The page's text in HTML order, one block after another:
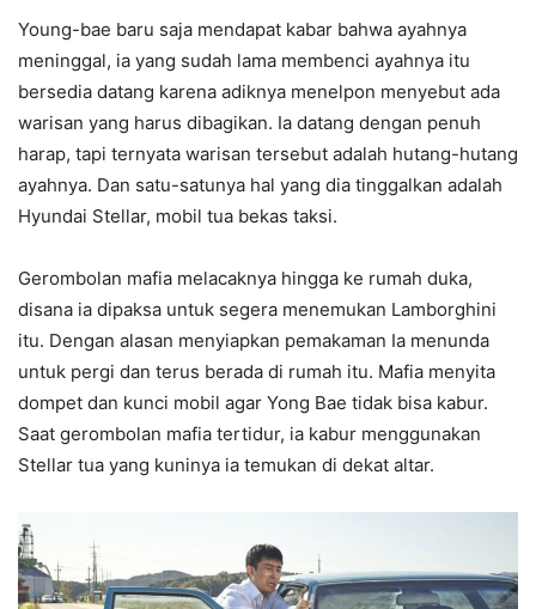
Young-bae baru saja mendapat kabar bahwa ayahnya
meninggal, ia yang sudah lama membenci ayahnya itu
bersedia datang karena adiknya menelpon menyebut ada
warisan yang harus dibagikan. Ia datang dengan penuh
harap, tapi ternyata warisan tersebut adalah hutang-hutang
ayahnya. Dan satu-satunya hal yang dia tinggalkan adalah
Hyundai Stellar, mobil tua bekas taksi.
Gerombolan mafia melacaknya hingga ke rumah duka,
disana ia dipaksa untuk segera menemukan Lamborghini
itu. Dengan alasan menyiapkan pemakaman Ia menunda
untuk pergi dan terus berada di rumah itu. Mafia menyita
dompet dan kunci mobil agar Yong Bae tidak bisa kabur.
Saat gerombolan mafia tertidur, ia kabur menggunakan
Stellar tua yang kuninya ia temukan di dekat altar.